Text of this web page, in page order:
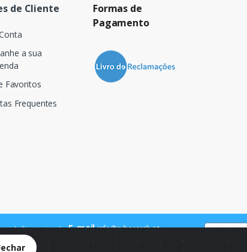
de Cliente
a sua
Favoritos
Frequentes
Formas de
Pagamento
rede fixa nacional E-mail info@cybercash.pt